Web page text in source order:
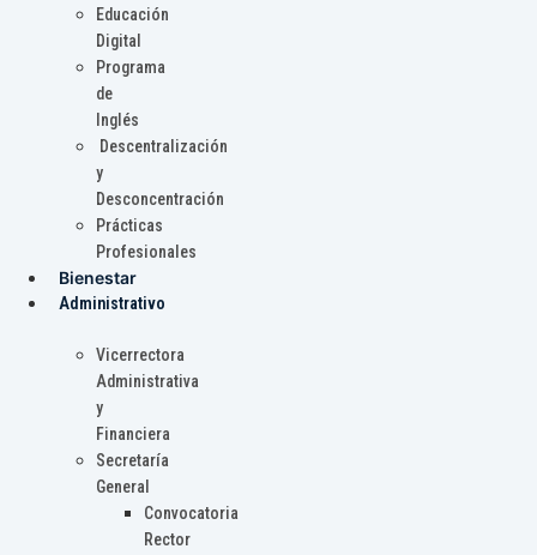
Educación
Digital
Programa
de
Inglés
Descentralización
y
Desconcentración
Prácticas
Profesionales
Bienestar
Administrativo
Vicerrectora
Administrativa
y
Financiera
Secretaría
General
Convocatoria
Rector